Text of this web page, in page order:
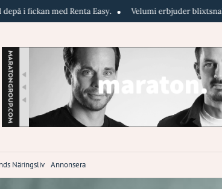
Renta Easy. Velumi erbjuder blixtsnabb, pålitlig &
Näringsliv Annonsera